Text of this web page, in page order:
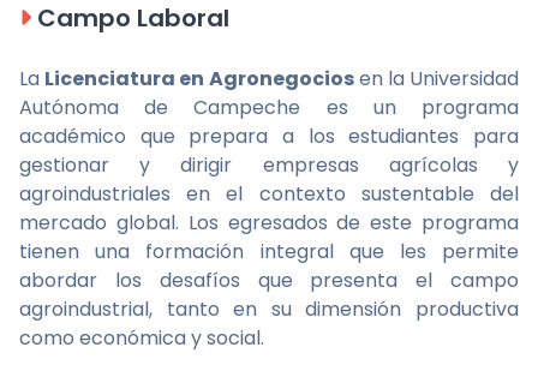
Campo Laboral
La Licenciatura en Agronegociosen la Universidad
Autónoma de Campeche es un programa
académico que prepara a los estudiantes para
gestionar y dirigir empresas agrícolas y
agroindustriales en el contexto sustentable del
mercado global. Los egresados de este programa
tienen una formación integral que les permite
abordar los desafíos que presenta el campo
agroindustrial, tanto en su dimensión productiva
como económica y social.